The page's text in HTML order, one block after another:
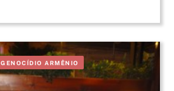
GENOCÍDIO ARMÊNIO